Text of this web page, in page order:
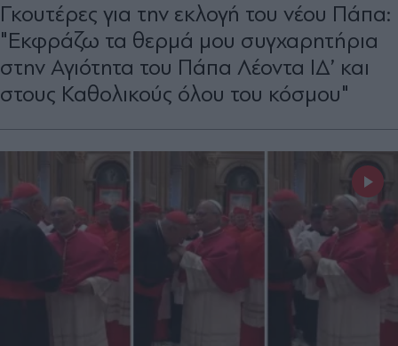
Γκουτέρες για την εκλογή του νέου Πάπα:
"Εκφράζω τα θερμά μου συγχαρητήρια
στην Αγιότητα του Πάπα Λέοντα ΙΔ’ και
στους Καθολικούς όλου του κόσμου"